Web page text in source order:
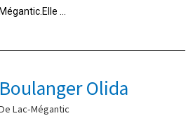
Mégantic.Elle ...
Boulanger Olida
Lac-Mégantic